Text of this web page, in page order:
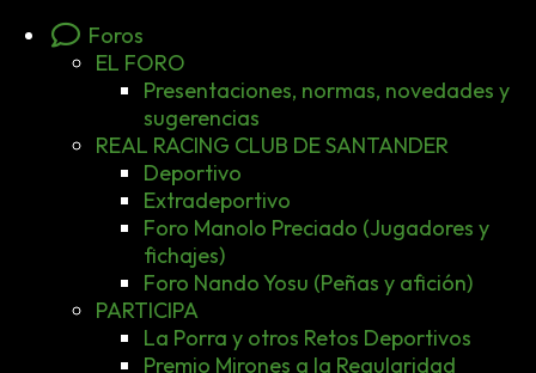
Foros
EL FORO
Presentaciones, normas, novedades y
sugerencias
REAL RACING CLUB DE SANTANDER
Deportivo
Extradeportivo
Foro Manolo Preciado (Jugadores y
fichajes)
Foro Nando Yosu (Peñas y afición)
PARTICIPA
La Porra y otros Retos Deportivos
Premio Mirones a la Regularidad